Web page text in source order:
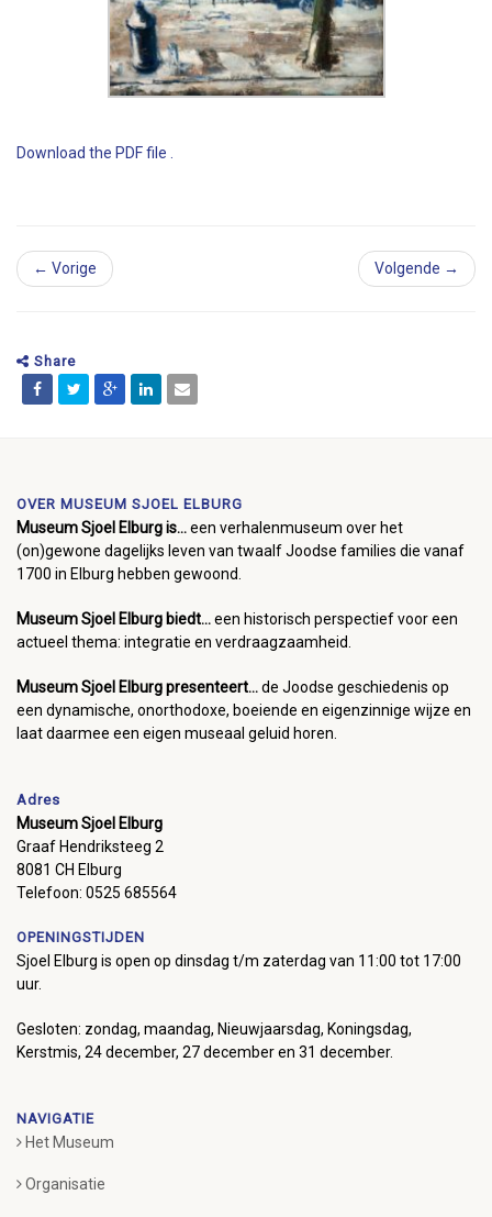
Download the PDF file .
← Vorige Volgende →
Share
OVER MUSEUM SJOEL ELBURG
Museum Sjoel Elburg is...een verhalenmuseum over het
(on)gewone dagelijks leven van twaalf Joodse families die vanaf
1700 in Elburg hebben gewoond.
Museum Sjoel Elburg biedt...een historisch perspectief voor een
actueel thema: integratie en verdraagzaamheid.
Museum Sjoel Elburg presenteert...de Joodse geschiedenis op
een dynamische, onorthodoxe, boeiende en eigenzinnige wijze en
laat daarmee een eigen museaal geluid horen.
Adres
Museum Sjoel Elburg
Graaf Hendriksteeg 2
8081 CH Elburg
Telefoon: 0525 685564
OPENINGSTIJDEN
Sjoel Elburg is open op dinsdag t/m zaterdag van 11:00 tot 17:00
uur.
Gesloten: zondag, maandag, Nieuwjaarsdag, Koningsdag,
Kerstmis, 24 december, 27 december en 31 december.
NAVIGATIE
Het Museum
Organisatie